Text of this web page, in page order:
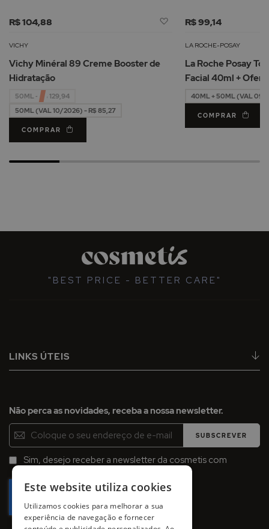
R$ 104,88
Adicionar
Lista
Desejos
VICHY
Vichy Minéral 89 Creme Booster de
Hidratação
50ML - R$ 129,94
50ML (VAL 10/2026) - R$ 85,27
COMPRAR
R$ 99,14
LA ROCHE-POSAY
La Roche Posay
Facial 40ml + Oferta Água Micelar
50ml
40ML + 50ML (VAL 09/
COMPRAR
"BEST PRICE - BETTER CARE"
LINKS ÚTEIS
Não perca as novidades, receba a nossa newsletter.
Inscreva-
se
na
Newsletter:
SUBSCREVER
Sim, desejo receber a newsletter da cosmetis com
Este website utiliza cookies
Utilizamos cookies para melhorar a sua
experiência de navegação e fornecer